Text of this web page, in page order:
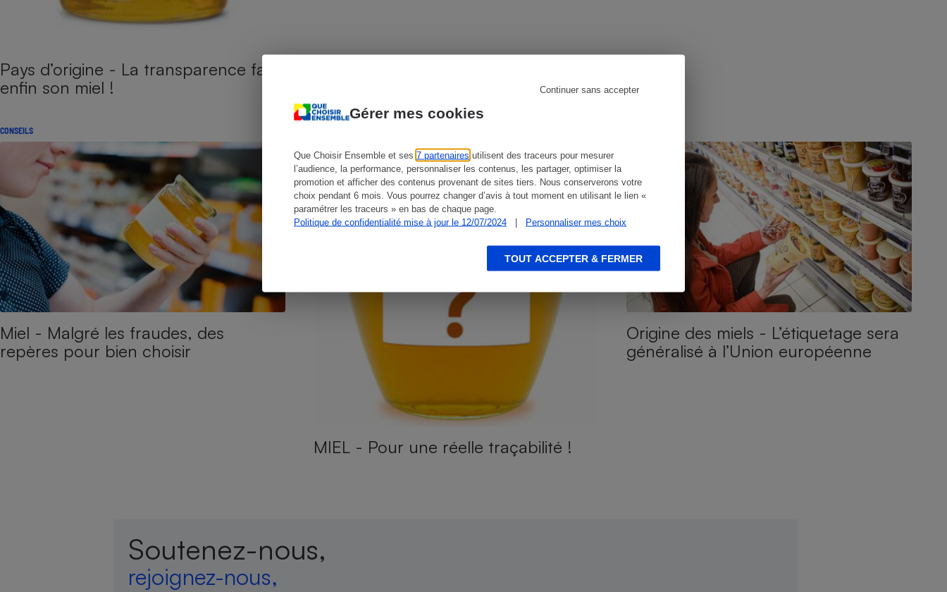
Gérer mes cookies
Que Choisir Ensemble et ses 7 partenaires utilisent des traceurs pour mesurer
l’audience, la performance, personnaliser les contenus, les partager, optimiser la
promotion et afficher des contenus provenant de sites tiers. Nous conserverons votre
choix pendant 6 mois. Vous pourrez changer d’avis à tout moment en utilisant le lien «
paramétrer les traceurs » en bas de chaque page.
Politique de confidentialité mise à jour le 12/07/2024
| Personnaliser mes choix
Continuer sans accepter
TOUT ACCEPTER & FERMER
Pays d’origine - La transparence fait
enfin son miel !
CONSEILS
Miel - Malgré les fraudes, des
repères pour bien choisir
MIEL - Pour une réelle traçabilité !
Origine des miels - L’étiquetage sera
généralisé à l’Union européenne
Soutenez-nous,
rejoignez-nous,
Cafetière à expressos Réfrigérateur
Robot ménager